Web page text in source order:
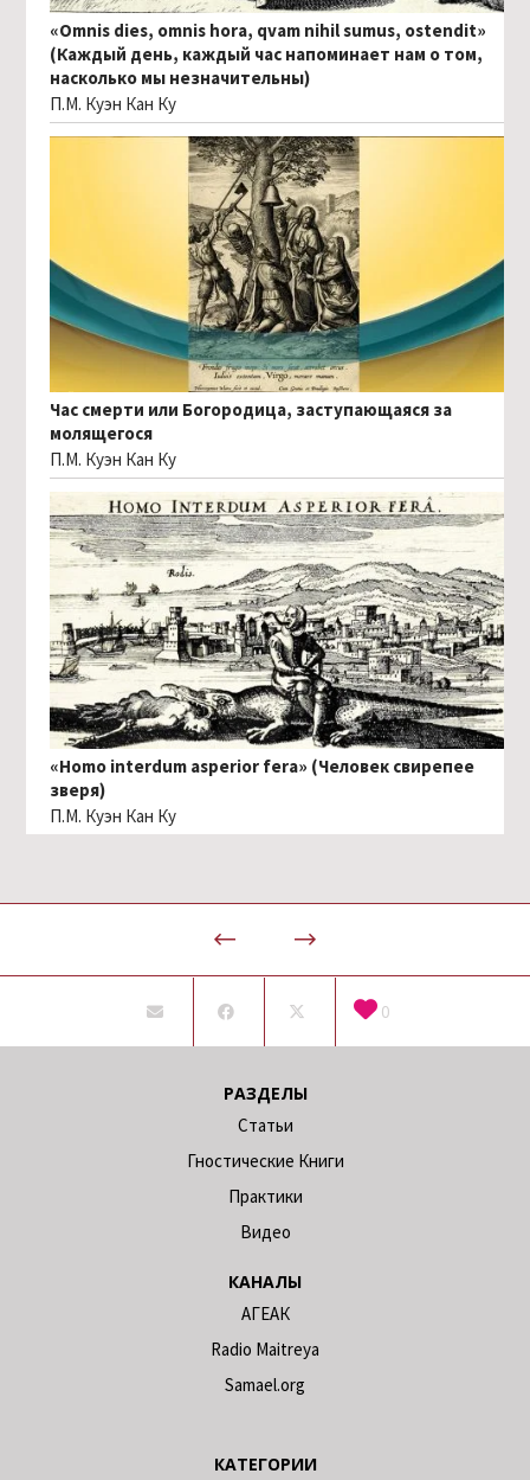
«Omnis dies, omnis hora, qvam nihil sumus, ostendit»
(Каждый день, каждый час напоминает нам о том,
насколько мы незначительны)
П.М. Куэн Кан Ку
Час смерти или Богородица, заступающаяся за
молящегося
П.М. Куэн Кан Ку
«Homo interdum asperior fera» (Человек свирепее
зверя)
П.М. Куэн Кан Ку
0
РАЗДЕЛЫ
Статьи
Гностические Книги
Практики
Видео
КАНАЛЫ
АГЕАК
Radio Maitreya
Samael.org
КАТЕГОРИИ